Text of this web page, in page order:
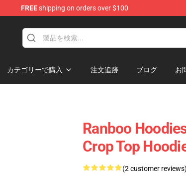
FREEshipping on orders over $100
カテゴリーで購入 注文追跡 ブログ お
Ranboo
Crop Top
(2 customer reviews)